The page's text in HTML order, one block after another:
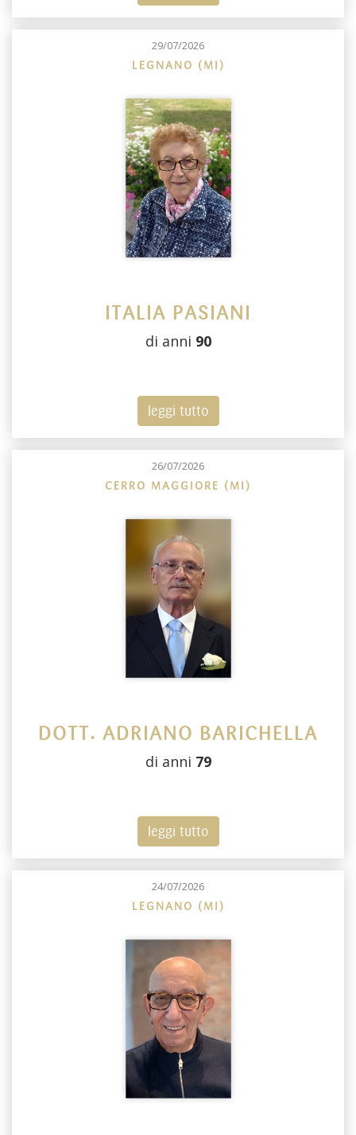
29/07/2026
LEGNANO (MI)
ITALIA PASIANI
di anni 90
leggi tutto
26/07/2026
CERRO MAGGIORE (MI)
DOTT. ADRIANO BARICHELLA
di anni 79
leggi tutto
24/07/2026
LEGNANO (MI)